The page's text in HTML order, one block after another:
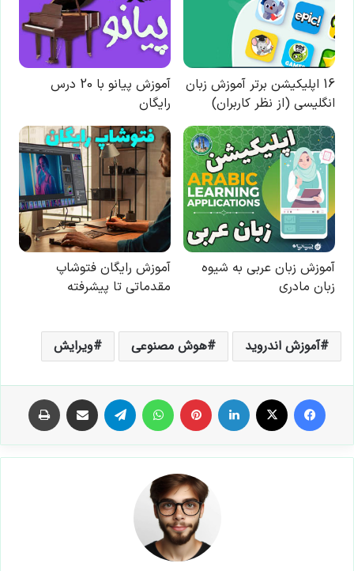
آموزش اندروید هوش مصنوعی ویرایش
فیس بوک لینکدین ‫پین‌ترست تلگرام اشتراک گذاری از طریق ایمیل